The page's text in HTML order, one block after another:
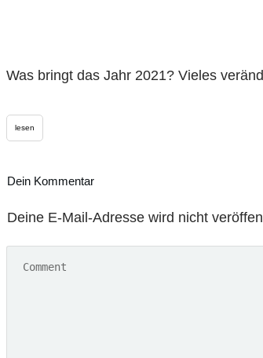
Was bringt das Jahr 2021? Vieles
lesen
Dein Kommentar
Deine E-Mail-Adresse wird nicht